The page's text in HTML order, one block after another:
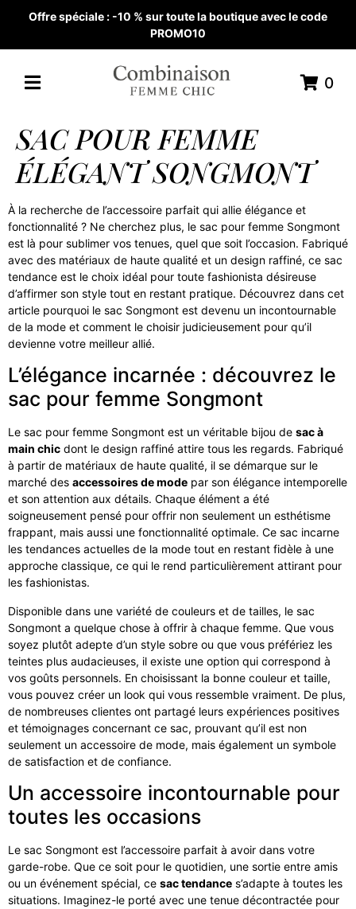
Offre spéciale : -10 % sur toute la boutique avec le code
PROMO10
0
SAC POUR FEMME
ÉLÉGANT SONGMONT
À la recherche de l’accessoire parfait qui allie élégance et
fonctionnalité ? Ne cherchez plus, le sac pour femme Songmont
est là pour sublimer vos tenues, quel que soit l’occasion. Fabriqué
avec des matériaux de haute qualité et un design raffiné, ce sac
tendance est le choix idéal pour toute fashionista désireuse
d’affirmer son style tout en restant pratique. Découvrez dans cet
article pourquoi le sac Songmont est devenu un incontournable
de la mode et comment le choisir judicieusement pour qu’il
devienne votre meilleur allié.
L’élégance incarnée : découvrez le
sac pour femme Songmont
Le sac pour femme Songmont est un véritable bijou de sac à
main chic dont le design raffiné attire tous les regards. Fabriqué
à partir de matériaux de haute qualité, il se démarque sur le
marché des accessoires de mode par son élégance intemporelle
et son attention aux détails. Chaque élément a été
soigneusement pensé pour offrir non seulement un esthétisme
frappant, mais aussi une fonctionnalité optimale. Ce sac incarne
les tendances actuelles de la mode tout en restant fidèle à une
approche classique, ce qui le rend particulièrement attirant pour
les fashionistas.
Disponible dans une variété de couleurs et de tailles, le sac
Songmont a quelque chose à offrir à chaque femme. Que vous
soyez plutôt adepte d’un style sobre ou que vous préfériez les
teintes plus audacieuses, il existe une option qui correspond à
vos goûts personnels. En choisissant la bonne couleur et taille,
vous pouvez créer un look qui vous ressemble vraiment. De plus,
de nombreuses clientes ont partagé leurs expériences positives
et témoignages concernant ce sac, prouvant qu’il est non
seulement un accessoire de mode, mais également un symbole
de satisfaction et de confiance.
Un accessoire incontournable pour
toutes les occasions
Le sac Songmont est l’accessoire parfait à avoir dans votre
garde-robe. Que ce soit pour le quotidien, une sortie entre amis
ou un événement spécial, ce sac tendance s’adapte à toutes les
situations. Imaginez-le porté avec une tenue décontractée pour